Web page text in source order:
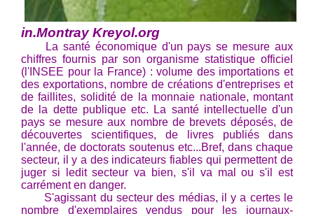
in.Montray Kreyol.org
La santé économique d'un pays se mesure aux
chiffres fournis par son organisme statistique officiel
(l'INSEE pour la France) : volume des importations et
des exportations, nombre de créations d'entreprises et
de faillites, solidité de la monnaie nationale, montant
de la dette publique etc. La santé intellectuelle d'un
pays se mesure aux nombre de brevets déposés, de
découvertes scientifiques, de livres publiés dans
l'année, de doctorats soutenus etc...Bref, dans chaque
secteur, il y a des indicateurs fiables qui permettent de
juger si ledit secteur va bien, s'il va mal ou s'il est
carrément en danger.
S'agissant du secteur des médias, il y a certes le
nombre d'exemplaires vendus pour les journaux-